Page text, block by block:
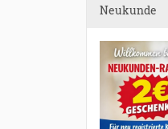
Neukunde